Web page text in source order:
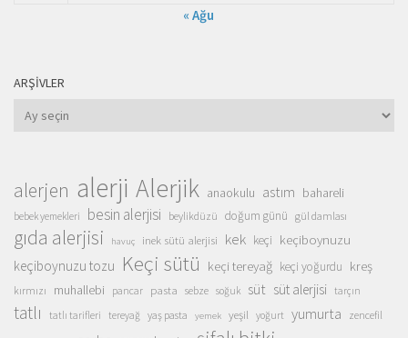
« Ağu
ARŞIVLER
Arşivler
alerjen alerji Alerjik anaokulu astım bahareli
bebek yemekleri besin alerjisi beylikdüzü doğum günü gül damlası
gıda alerjisi havuç inek sütü alerjisi kek keçi keçiboynuzu
keçiboynuzu tozu Keçi sütü keçi tereyağ keçi yoğurdu kreş
kırmızı muhallebi pancar pasta sebze soğuk süt süt alerjisi tarçın
tatlı tatlı tarifleri tereyağ yaş pasta yemek yeşil yoğurt yumurta zencefil